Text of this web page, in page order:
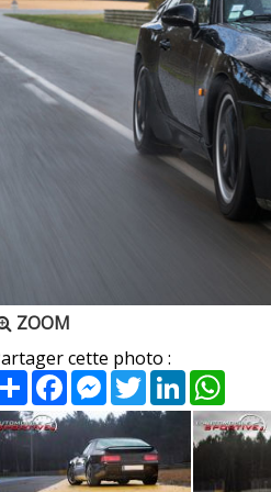
ZOOM
cette photo :
PartagerFacebookMessenger
TwitterLinkedIn